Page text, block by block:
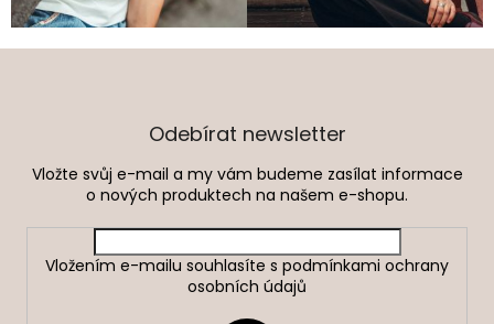
Z
Odebírat newsletter
Vložte svůj e-mail a my vám budeme zasílat informace
o nových produktech na našem e-shopu.
Vložením e-mailu souhlasíte s podmínkami ochrany
osobních údajů